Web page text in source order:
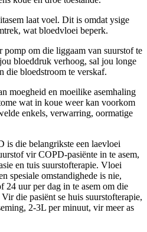
laat voel. Dit is omdat ysige
wat bloedvloei beperk.
om die liggaam van suurstof te
bloeddruk verhoog, sal jou longe
die bloedstroom te verskaf.
moegheid en moeilike asemhaling
wat in koue weer kan voorkom
enkels, verwarring, oormatige
is die belangrikste een laevloei
vir COPD-pasiënte in te asem,
en tuis suurstofterapie. Vloei
spesiale omstandighede is nie,
24 uur per dag in te asem om die
die pasiënt se huis suurstofterapie,
2-3L per minuut, vir meer as